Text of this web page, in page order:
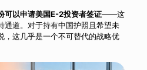
可以申请美国E-2投资者签证——这
通道。对于持有中国护照且希望未
，这几乎是一个不可替代的战略优